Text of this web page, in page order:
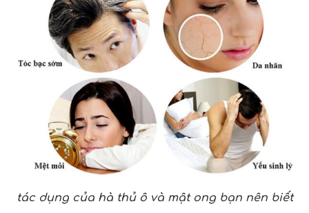
tác dụng của hà thủ ô và mật ong bạn nên biết